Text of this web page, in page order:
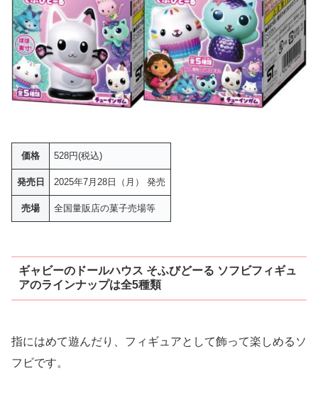
価格 528円(税込)
発売日 2025年7月28日（月） 発売
売場 全国量販店の菓子売場等
ギャビーのドールハウス そふびどーる ソフビフィギュ
アのラインナップは全5種類
指にはめて遊んだり、フィギュアとして飾って楽しめるソ
フビです。